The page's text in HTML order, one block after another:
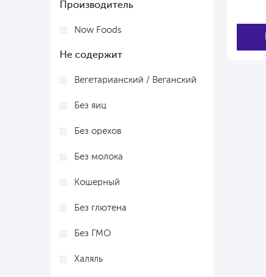
Производитель
Now Foods
Не содержит
Вегетарианский / Веганский
Без яиц
Без орехов
Без молока
Кошерный
Без глютена
Без ГМО
Халяль